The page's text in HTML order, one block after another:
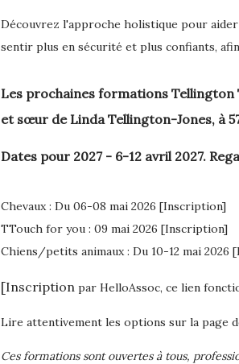
Découvrez l'approche holistique pour aider
sentir plus en sécurité et plus confiants,
Les prochaines formations Tellington
et sœur de Linda Tellington-Jones, à
Dates pour 2027 - 6-12 avril 2027.
Chevaux : Du 06-08 mai 2026 [Inscription]
TTouch for you : 09 mai 2026 [Inscription]
Chiens/petits animaux : Du 10-12 mai 2026
[Inscription par HelloAssoc, ce lien
Lire attentivement les options sur la page
Ces formations sont ouvertes à tous,